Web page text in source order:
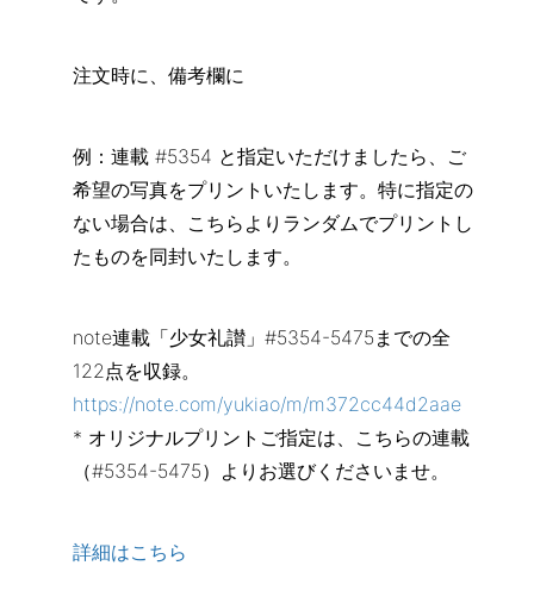
注文時に、備考欄に
例：連載 #5354 と指定いただけましたら、ご
希望の写真をプリントいたします。特に指定の
ない場合は、こちらよりランダムでプリントし
たものを同封いたします。
note連載「少女礼讃」#5354-5475までの全
122点を収録。
https://note.com/yukiao/m/m372cc44d2aae
* オリジナルプリントご指定は、こちらの連載
（#5354-5475）よりお選びくださいませ。
詳細はこちら